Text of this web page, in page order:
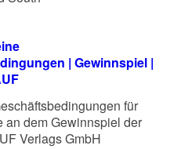
| Gewinnspiel |
für
an dem Gewinnspiel der
Verlags GmbH